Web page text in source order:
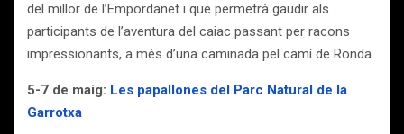
del millor de l’Empordanet i que permetrà gaudir als
participants de l’aventura del caiac passant per racons
impressionants, a més d’una caminada pel camí de Ronda.
5-7 de maig: Les papallones del Parc Natural de la
Garrotxa